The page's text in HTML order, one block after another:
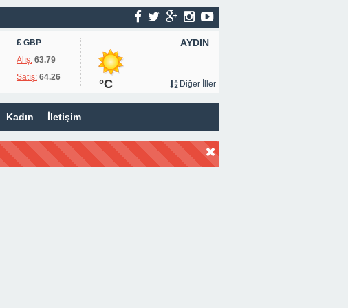
GBP
Alış:63.79
Satış:64.26
AYDIN
°C Diğer İller
Kadın İletişim